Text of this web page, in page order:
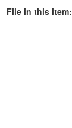
File in this item: